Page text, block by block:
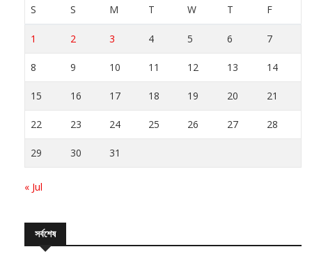
S S M T W T F
1 2 3 4 5 6 7
8 9 10 11 12 13 14
15 16 17 18 19 20 21
22 23 24 25 26 27 28
29 30 31
« Jul
সর্বশেষ